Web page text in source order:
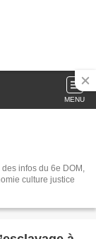
MENU
infos du 6e DOM,
culture justice